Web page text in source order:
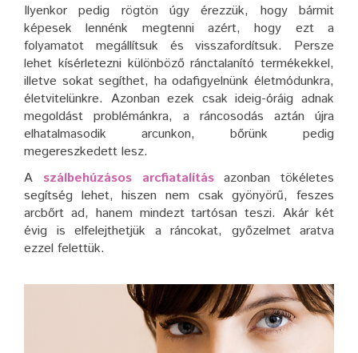
Ilyenkor pedig rögtön úgy érezzük, hogy bármit
képesek lennénk megtenni azért, hogy ezt a
folyamatot megállítsuk és visszafordítsuk. Persze
lehet kísérletezni különböző ránctalanító termékekkel,
illetve sokat segíthet, ha odafigyelnünk életmódunkra,
életvitelünkre. Azonban ezek csak ideig-óráig adnak
megoldást problémánkra, a ráncosodás aztán újra
elhatalmasodik arcunkon, bőrünk pedig
megereszkedett lesz.
A szálbehúzásos arcfiatalításazonban tökéletes
segítség lehet, hiszen nem csak gyönyörű, feszes
arcbőrt ad, hanem mindezt tartósan teszi. Akár két
évig is elfelejthetjük a ráncokat, győzelmet aratva
ezzel felettük.